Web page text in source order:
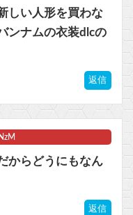
円は147円に
しい人形を買わな
ンナムの衣装dlcの
返信
からどうにもなん
返信